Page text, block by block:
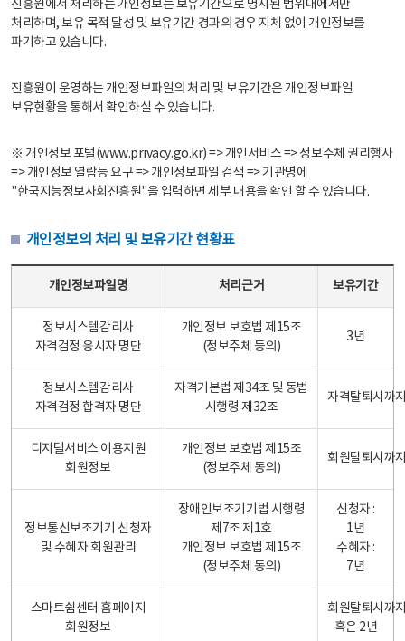
진흥원에서 처리하는 개인정보는 보유기간으로 명시된 범위내에서만
처리하며, 보유 목적 달성 및 보유기간 경과의 경우 지체 없이 개인정보를
파기하고 있습니다.
진흥원이 운영하는 개인정보파일의 처리 및 보유기간은 개인정보파일
보유현황을 통해서 확인하실 수 있습니다.
※ 개인정보 포털(www.privacy.go.kr) => 개인서비스 => 정보주체 권리행사
=> 개인정보 열람등 요구 => 개인정보파일 검색 => 기관명에
"한국지능정보사회진흥원"을 입력하면 세부 내용을 확인 할 수 있습니다.
개인정보의 처리 및 보유기간 현황표
개인정보파일명 처리근거 보유기간
정보시스템감리사
자격검정 응시자 명단
개인정보 보호법 제15조
(정보주체 등의)
3년
정보시스템감리사
자격검정 합격자 명단
자격기본법 제34조 및 동법
시행령 제32조
자격탈퇴시까
디지털서비스 이용지원
회원정보
개인정보 보호법 제15조
(정보주체 동의)
회원탈퇴시까
정보통신보조기기 신청자
및 수혜자 회원관리
장애인보조기기법 시행령
제7조 제1호
개인정보 보호법 제15조
(정보주체 동의)
신청자 :
1년
수혜자 :
7년
스마트쉼센터 홈페이지
회원정보
회원탈퇴시까
혹은 2년